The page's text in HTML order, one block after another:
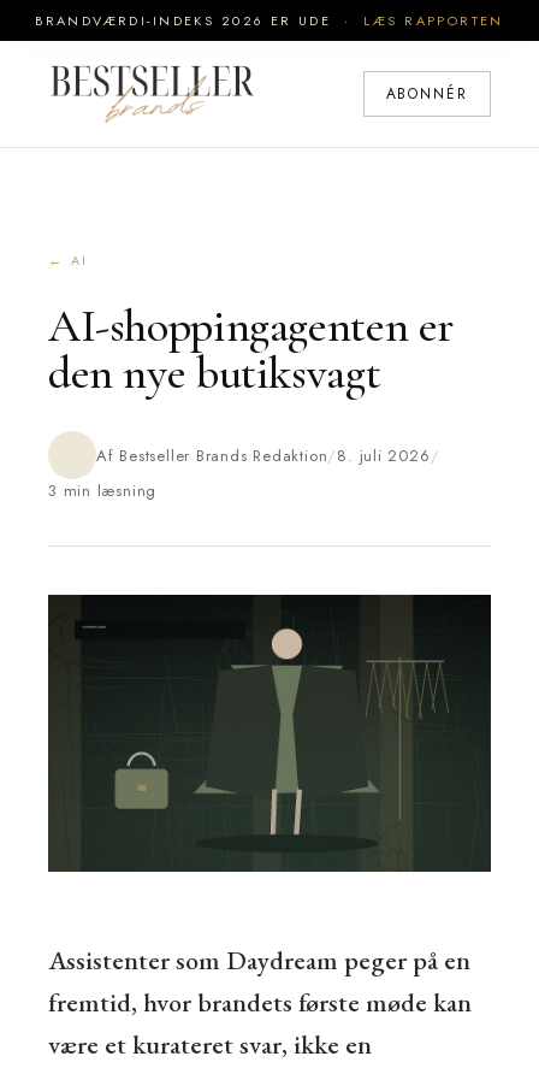
BRANDVÆRDI-INDEKS 2026 ER UDE · LÆS RAPPORTEN
ABONNÉR
← AI
AI-shoppingagenten er
den nye butiksvagt
Af Bestseller Brands Redaktion/8. juli 2026/
3 min læsning
Assistenter som Daydream peger på en
fremtid, hvor brandets første møde kan
være et kurateret svar, ikke en